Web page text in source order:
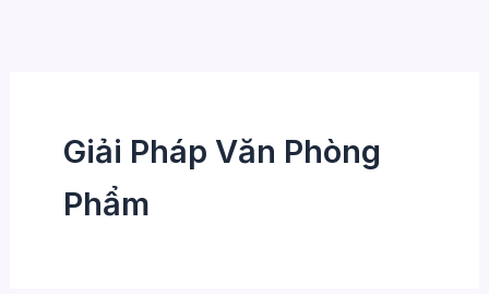
Giải Pháp Văn Phòng
Phẩm